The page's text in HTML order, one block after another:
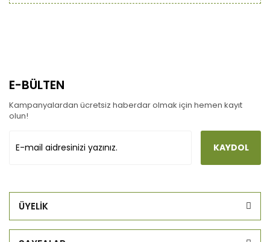
E-BÜLTEN
Kampanyalardan ücretsiz haberdar olmak için hemen kayıt
olun!
KAYDOL
ÜYELİK